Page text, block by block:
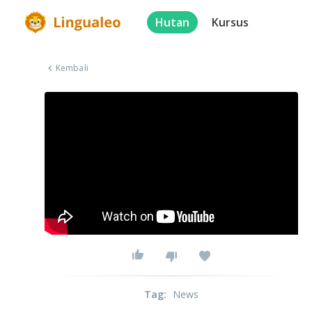
Hutan Kursus
Kembali
Tag: News